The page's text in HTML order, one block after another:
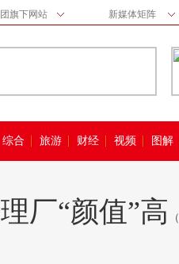
旗下网站 新媒体矩阵
综合 旅游 财经 视频 图解
厂“颜值”高 （